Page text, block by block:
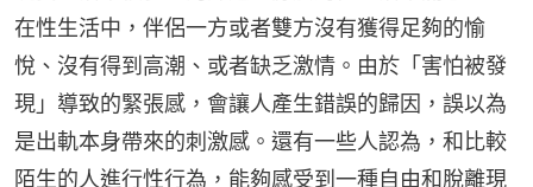
在性生活中，伴侶一方或者雙方沒有獲得足夠的愉
悅、沒有得到高潮、或者缺乏激情。由於「害怕被發
現」導致的緊張感，會讓人產生錯誤的歸因，誤以為
是出軌本身帶來的刺激感。還有一些人認為，和比較
陌生的人進行性行為，能夠感受到一種自由和脫離現